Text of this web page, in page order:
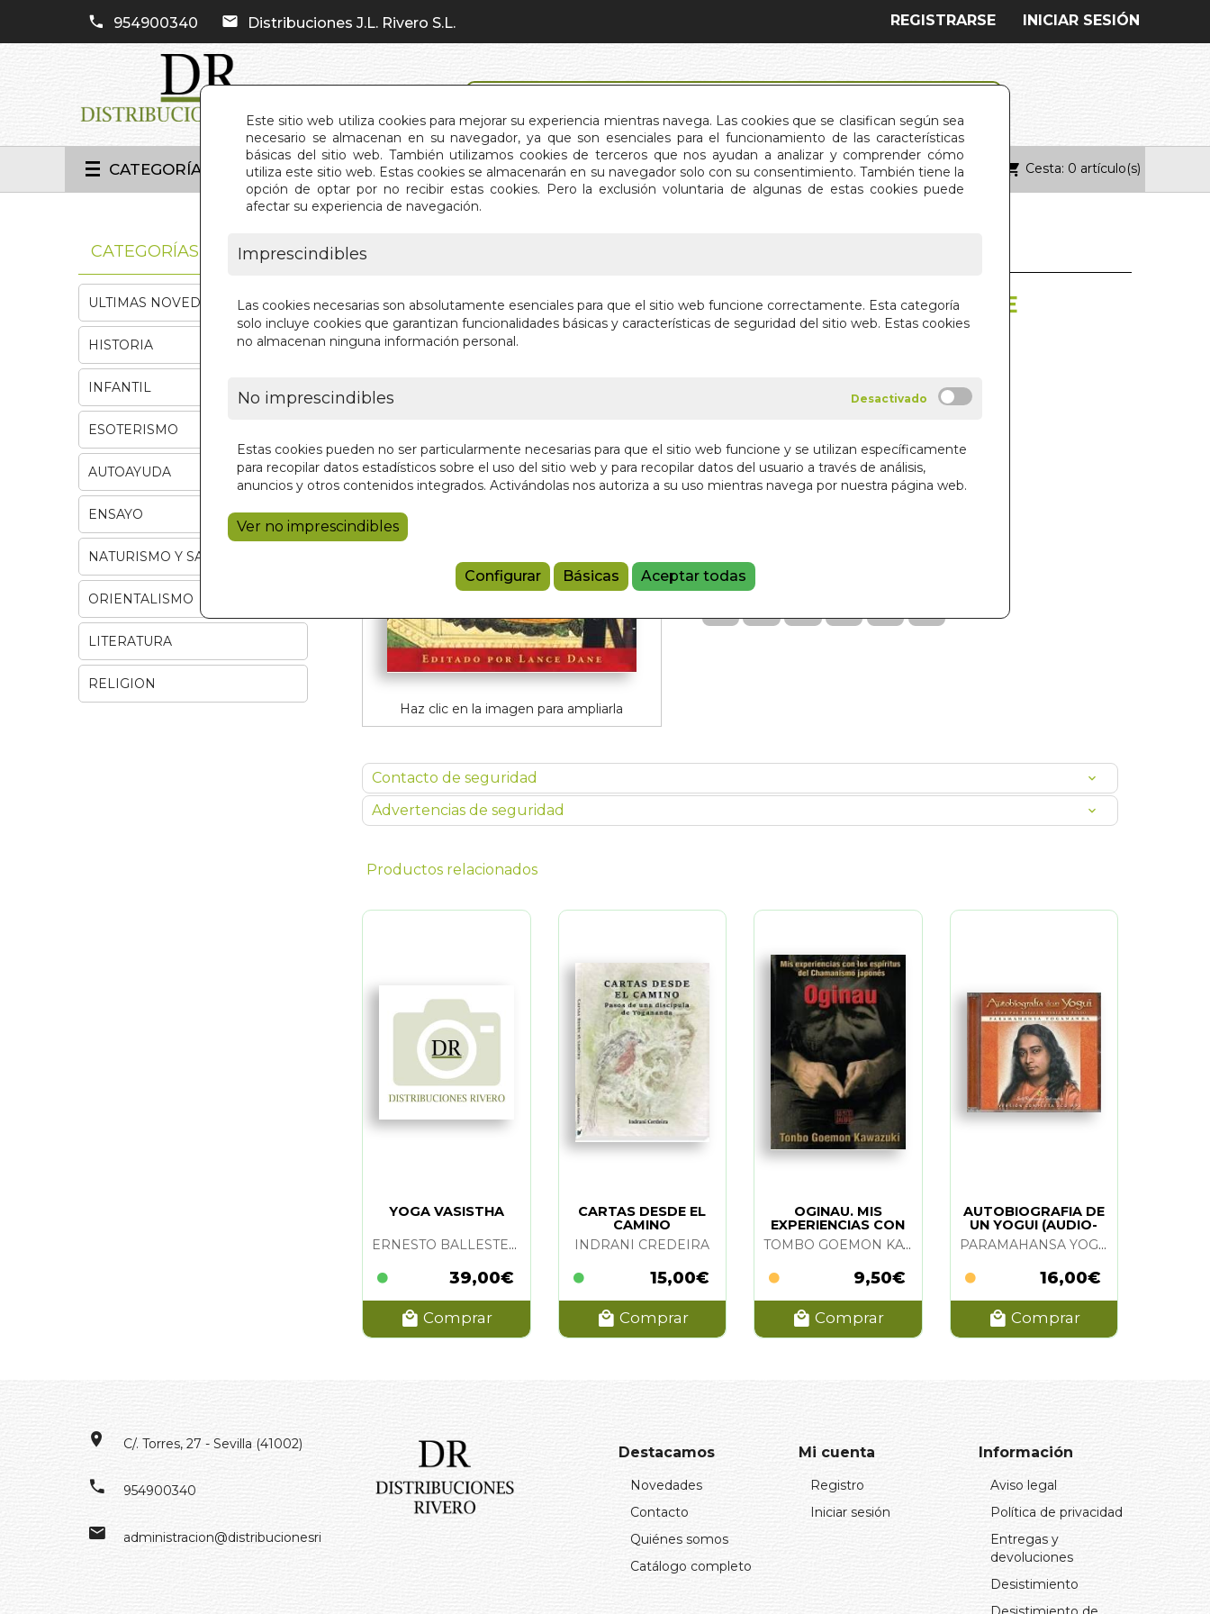
Este sitio web utiliza cookies para mejorar su experiencia mientras navega. Las cookies que se clasifican según sea
necesario se almacenan en su navegador, ya que son esenciales para el funcionamiento de las características
básicas del sitio web. También utilizamos cookies de terceros que nos ayudan a analizar y comprender cómo
utiliza este sitio web. Estas cookies se almacenarán en su navegador solo con su consentimiento. También tiene la
opción de optar por no recibir estas cookies. Pero la exclusión voluntaria de algunas de estas cookies puede
afectar su experiencia de navegación.
Imprescindibles
Las cookies necesarias son absolutamente esenciales para que el sitio web funcione correctamente. Esta categoría
solo incluye cookies que garantizan funcionalidades básicas y características de seguridad del sitio web. Estas cookies
no almacenan ninguna información personal.
No imprescindibles
Estas cookies pueden no ser particularmente necesarias para que el sitio web funcione y se utilizan específicamente
para recopilar datos estadísticos sobre el uso del sitio web y para recopilar datos del usuario a través de análisis,
anuncios y otros contenidos integrados. Activándolas nos autoriza a su uso mientras navega por nuestra página web.
Ver no imprescindibles
Configurar Básicas Aceptar todas
954900340 Distribuciones J.L. Rivero S.L. INICIAR SESIÓN
REGISTRARSE
CATEGORÍAS INICIO QUIÉNES SOMOS CONTACTO Cesta: 0 artículo(s)
Haz clic en la imagen para ampliarla
KAMASUTRA COMPLETO E
ILUSTRADO. EL
28,95 €
Añadir a la cesta
Referencia:
Contacto de seguridad
Advertencias de seguridad
Productos relacionados
YOGA VASISTHA
ERNESTO BALLESTEROS
39,00€
Comprar
CARTAS DESDE EL
CAMINO
INDRANI CREDEIRA
15,00€
Comprar
OGINAU. MIS
EXPERIENCIAS CON
LOS ESPIRITUS
TOMBO GOEMON KAWAZUKI
9,50€
Comprar
AUTOBIOGRAFIA DE
UN YOGUI (AUDIO-
LIBRO)(PACK 2 CD)PARAMAHANSA YOGANANDA
16,00€
Comprar
CATEGORÍAS
ULTIMAS NOVEDADES
HISTORIA
INFANTIL
ESOTERISMO
AUTOAYUDA
ENSAYO
NATURISMO Y SALUD
ORIENTALISMO
LITERATURA
RELIGION
C/. Torres, 27 - Sevilla (41002)
954900340
administracion@distribucionesrivero.es
Destacamos
Novedades
Contacto
Quiénes somos
Catálogo completo
Mi cuenta
Registro
Iniciar sesión
Información
Aviso legal
Política de privacidad
Entregas y
devoluciones
Desistimiento